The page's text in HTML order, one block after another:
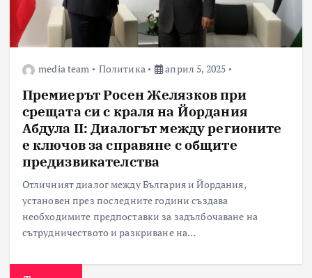
media team Политика април 5, 2025
Премиерът Росен Желязков при
срещата си с краля на Йордания
Абдула II: Диалогът между регионите
е ключов за справяне с общите
предизвикателства
Отличният диалог между България и Йордания,
установен през последните години създава
необходимите предпоставки за задълбочаване на
сътрудничеството и разкриване на…